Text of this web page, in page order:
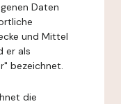
Daten
und Mittel
er als
bezeichnet.
die